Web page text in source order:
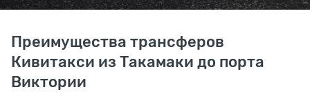
Преимущества трансферов
Кивитакси из Такамаки до порта
Виктории